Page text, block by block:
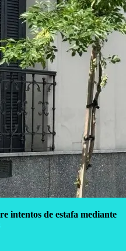
intentos de estafa mediante